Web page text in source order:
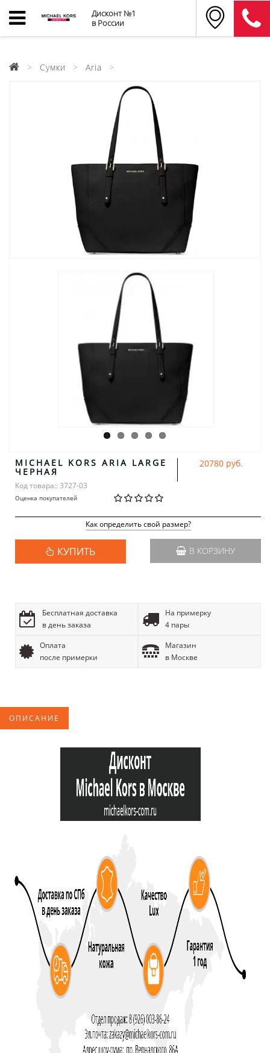
Дисконт №1
в России
Сумки Aria
MICHAEL KORS ARIA LARGE
ЧЕРНАЯ
Код товара:: 3727-03
Оценка покупателей
20780 руб.
Как определить свой размер?
КУПИТЬ В КОРЗИНУ
Бесплатная доставка
в день заказа
На примерку
4 пары
Оплата
после примерки
Магазин
в Москве
ОПИСАНИЕ